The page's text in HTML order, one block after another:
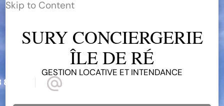
Skip to Content
SURY CONCIERGERIE
ÎLE DE RÉ
GESTION LOCATIVE ET INTENDANCE
68